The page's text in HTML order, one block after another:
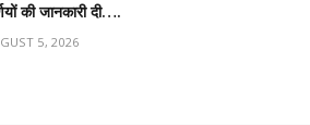
की जानकारी दी….
5, 2026